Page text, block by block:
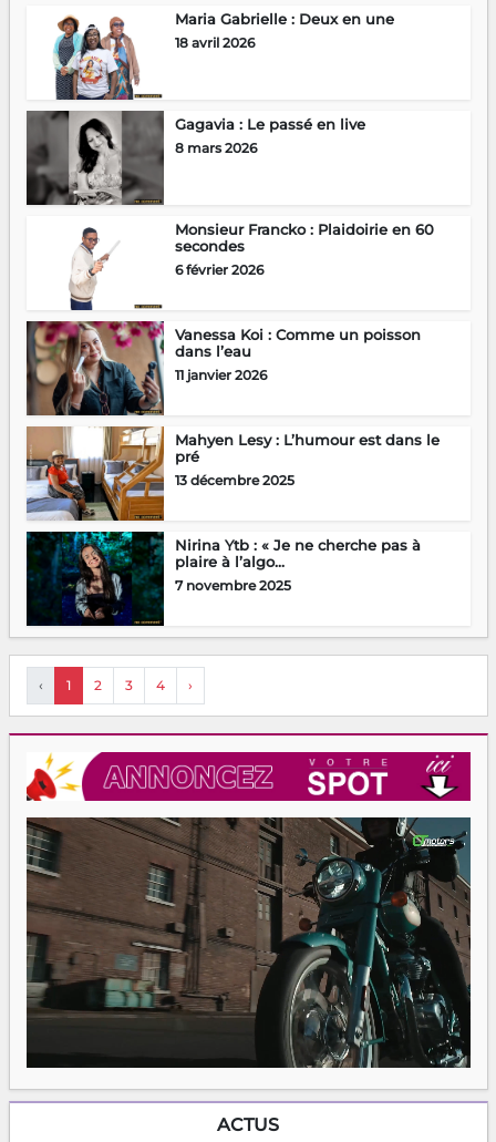
Maria Gabrielle : Deux en une
18 avril 2026
Gagavia : Le passé en live
8 mars 2026
Monsieur Francko : Plaidoirie en 60
secondes
6 février 2026
Vanessa Koi : Comme un poisson
dans l’eau
11 janvier 2026
Mahyen Lesy : L’humour est dans le
pré
13 décembre 2025
Nirina Ytb : « Je ne cherche pas à
plaire à l’algo...
7 novembre 2025
‹ 1 2 3 4 ›
ACTUS